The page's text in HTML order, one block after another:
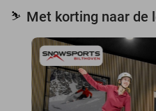
⛷️ Met korting naar de